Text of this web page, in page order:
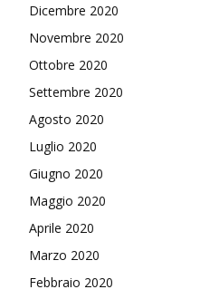
Dicembre 2020
Novembre 2020
Ottobre 2020
Settembre 2020
Agosto 2020
Luglio 2020
Giugno 2020
Maggio 2020
Aprile 2020
Marzo 2020
Febbraio 2020